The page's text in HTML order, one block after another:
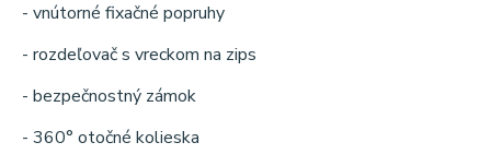
- vnútorné fixačné popruhy
- rozdeľovač s vreckom na zips
- bezpečnostný zámok
- 360° otočné kolieska